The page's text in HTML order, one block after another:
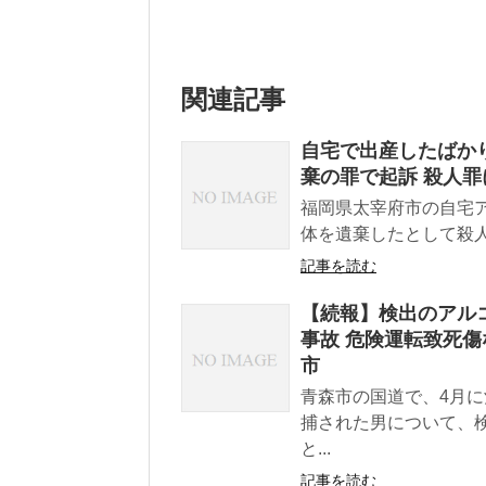
関連記事
自宅で出産したばか
棄の罪で起訴 殺人
福岡県太宰府市の自宅
体を遺棄したとして殺
記事を読む
【続報】検出のア
事故 危険運転致死
市
青森市の国道で、4月
捕された男について、
と...
記事を読む